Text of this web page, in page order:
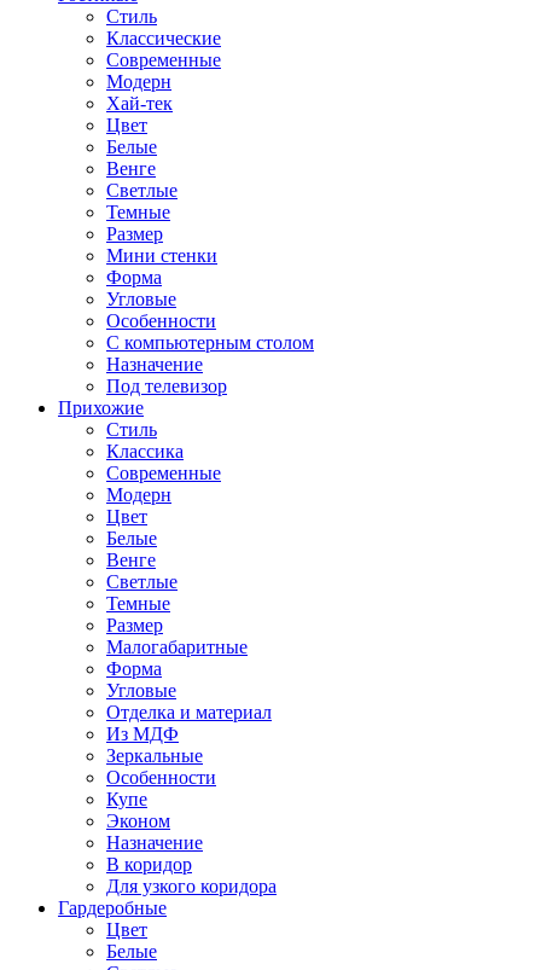
Стиль
Классические
Современные
Модерн
Хай-тек
Цвет
Белые
Венге
Светлые
Темные
Размер
Мини стенки
Форма
Угловые
Особенности
С компьютерным столом
Назначение
Под телевизор
Прихожие
Стиль
Классика
Современные
Модерн
Цвет
Белые
Венге
Светлые
Темные
Размер
Малогабаритные
Форма
Угловые
Отделка и материал
Из МДФ
Зеркальные
Особенности
Купе
Эконом
Назначение
В коридор
Для узкого коридора
Гардеробные
Цвет
Белые